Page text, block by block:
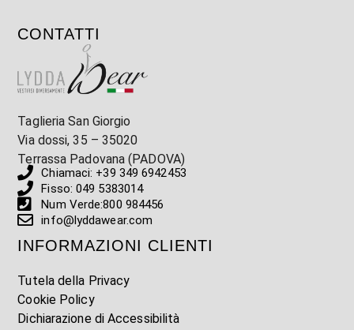
CONTATTI
Taglieria San Giorgio
Via dossi, 35 – 35020
Terrassa Padovana (PADOVA)
Chiamaci: +39 349 6942453
Fisso: 049 5383014
Num Verde:800 984456
info@lyddawear.com
INFORMAZIONI CLIENTI
Tutela della Privacy
Cookie Policy
Dichiarazione di Accessibilità